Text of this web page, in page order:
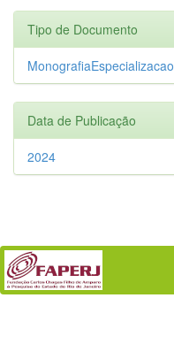
Tipo de Documento
MonografiaEspecializacao
Data de Publicação
2024